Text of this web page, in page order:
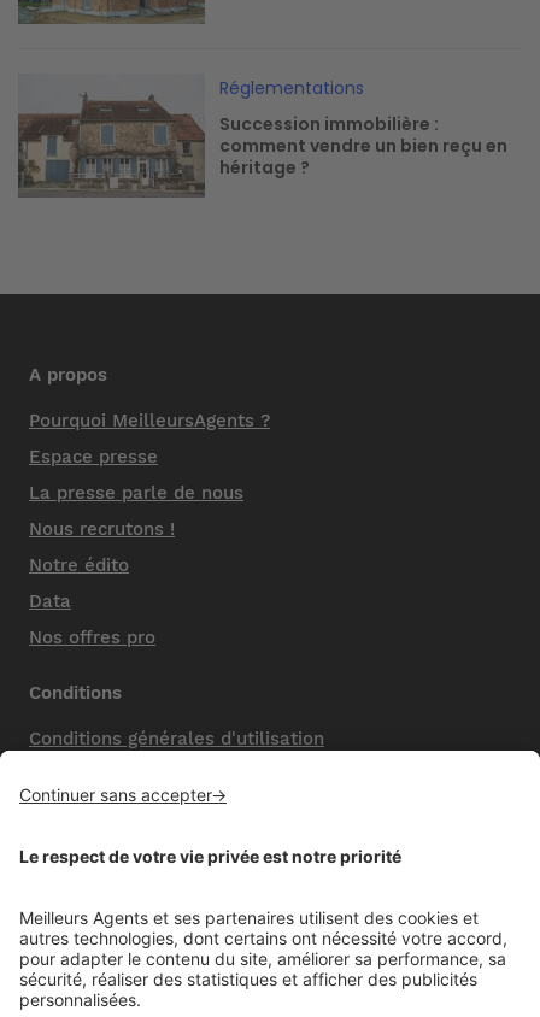
Réglementations
Succession immobilière :
comment vendre un bien reçu en
héritage ?
A propos
Pourquoi MeilleursAgents ?
Espace presse
La presse parle de nous
Nous recrutons !
Notre édito
Data
Nos offres pro
Conditions
Conditions générales d'utilisation
Nos honoraires de vente
Politique de confidentialité
Mentions comparateur
Aide